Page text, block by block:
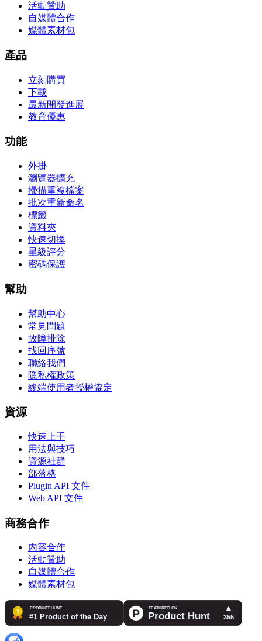
活動贊助
自媒體合作
媒體素材包
產品
立刻購買
下載
最新開發進展
教育優惠
功能
外掛
瀏覽器擴充
掃描重複檔案
批次重新命名
標籤
資料夾
快速切換
星級評分
密碼保護
幫助
幫助中心
常見問題
故障排除
找回序號
聯絡我們
隱私權政策
終端使用者授權協定
資源
快速上手
用法與技巧
資源社群
部落格
Plugin API 文件
Web API 文件
商務合作
內容合作
活動贊助
自媒體合作
媒體素材包